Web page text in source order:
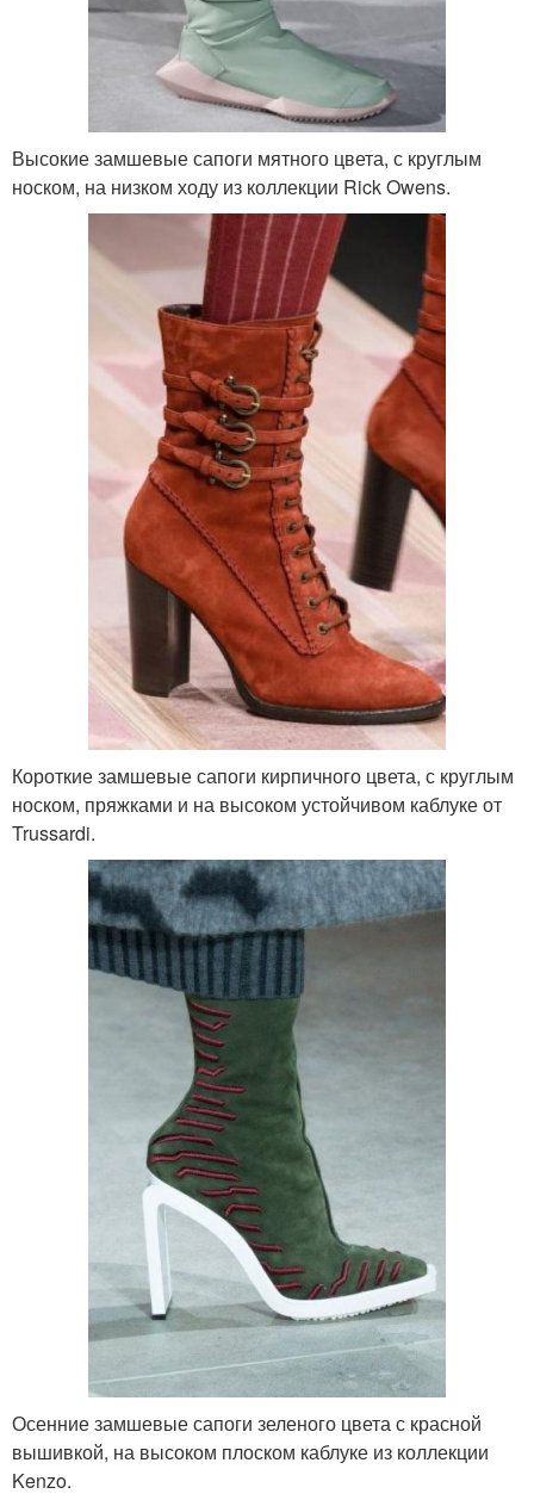
Высокие замшевые сапоги мятного цвета, с круглым
носком, на низком ходу из коллекции Rick Owens.
Короткие замшевые сапоги кирпичного цвета, с круглым
носком, пряжками и на высоком устойчивом каблуке от
Trussardi.
Осенние замшевые сапоги зеленого цвета с красной
вышивкой, на высоком плоском каблуке из коллекции
Kenzo.